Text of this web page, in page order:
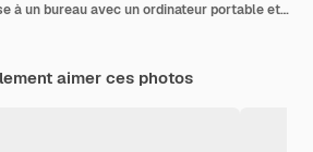
Une femme assise à un bureau avec un ordinateur portable et une plante
aimer ces photos